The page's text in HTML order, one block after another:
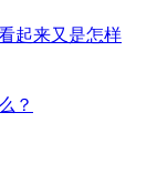
起来又是怎样
？